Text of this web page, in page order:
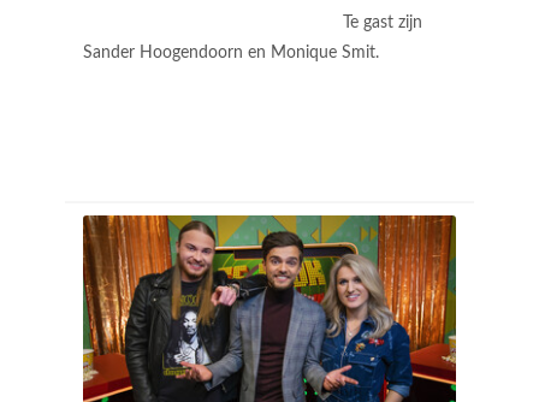
Te gast zijn
Sander Hoogendoorn en Monique Smit.